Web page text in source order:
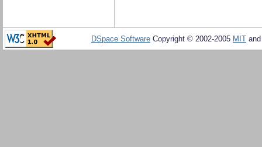
DSpace Software Copyright © 2002-2005 MIT